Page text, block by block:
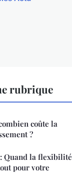
rubrique
coûte la
?
Quand la flexibilité
pour votre